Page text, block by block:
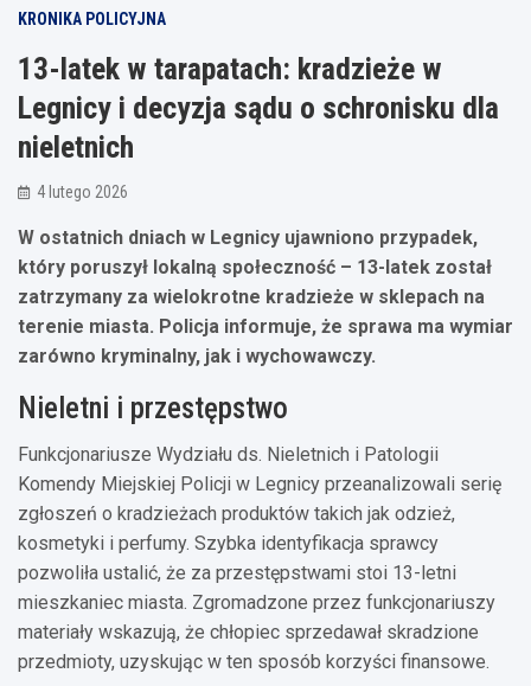
KRONIKA POLICYJNA
13-latek w tarapatach: kradzieże w
Legnicy i decyzja sądu o schronisku dla
nieletnich
4 lutego 2026
W ostatnich dniach w Legnicy ujawniono przypadek,
który poruszył lokalną społeczność – 13-latek został
zatrzymany za wielokrotne kradzieże w sklepach na
terenie miasta. Policja informuje, że sprawa ma wymiar
zarówno kryminalny, jak i wychowawczy.
Nieletni i przestępstwo
Funkcjonariusze Wydziału ds. Nieletnich i Patologii
Komendy Miejskiej Policji w Legnicy przeanalizowali serię
zgłoszeń o kradzieżach produktów takich jak odzież,
kosmetyki i perfumy. Szybka identyfikacja sprawcy
pozwoliła ustalić, że za przestępstwami stoi 13-letni
mieszkaniec miasta. Zgromadzone przez funkcjonariuszy
materiały wskazują, że chłopiec sprzedawał skradzione
przedmioty, uzyskując w ten sposób korzyści finansowe.